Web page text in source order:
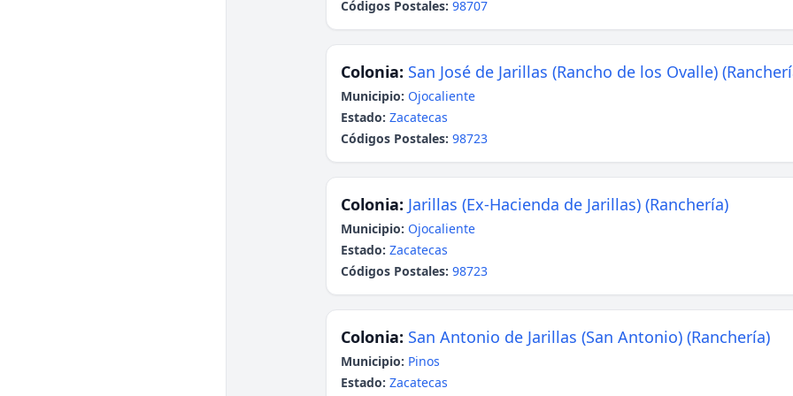
Códigos Postales: 98707
Colonia: San José de Jarillas (Rancho de los Ovalle)
Municipio: Ojocaliente
Estado: Zacatecas
Códigos Postales: 98723
Colonia: Jarillas (Ex-Hacienda de Jarillas) (Ranchería)
Municipio: Ojocaliente
Estado: Zacatecas
Códigos Postales: 98723
Colonia: San Antonio de Jarillas (San Antonio) (Ranchería)
Municipio: Pinos
Estado: Zacatecas